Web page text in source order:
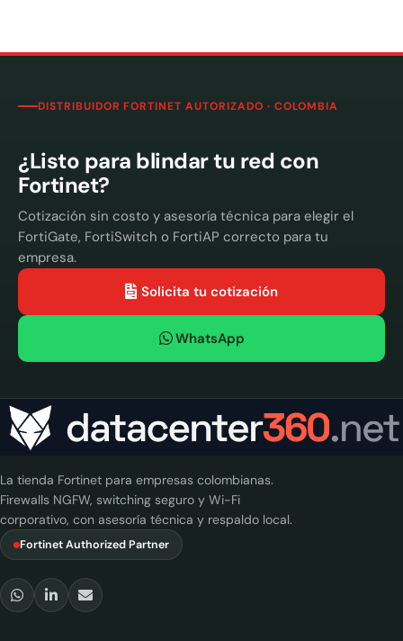
DISTRIBUIDOR FORTINET AUTORIZADO · COLOMBIA
¿Listo para blindar tu red con
Fortinet?
Cotización sin costo y asesoría técnica para elegir el
FortiGate, FortiSwitch o FortiAP correcto para tu
empresa.
Solicita tu cotización
WhatsApp
La tienda Fortinet para empresas colombianas.
Firewalls NGFW, switching seguro y Wi-Fi
corporativo, con asesoría técnica y respaldo local.
Fortinet Authorized Partner